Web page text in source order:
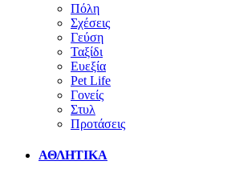
Πόλη
Σχέσεις
Γεύση
Ταξίδι
Ευεξία
Pet Life
Γονείς
Στυλ
Προτάσεις
ΑΘΛΗΤΙΚΑ